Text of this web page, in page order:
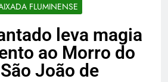
FLUMINENSE
leva magia
ao Morro do
João de